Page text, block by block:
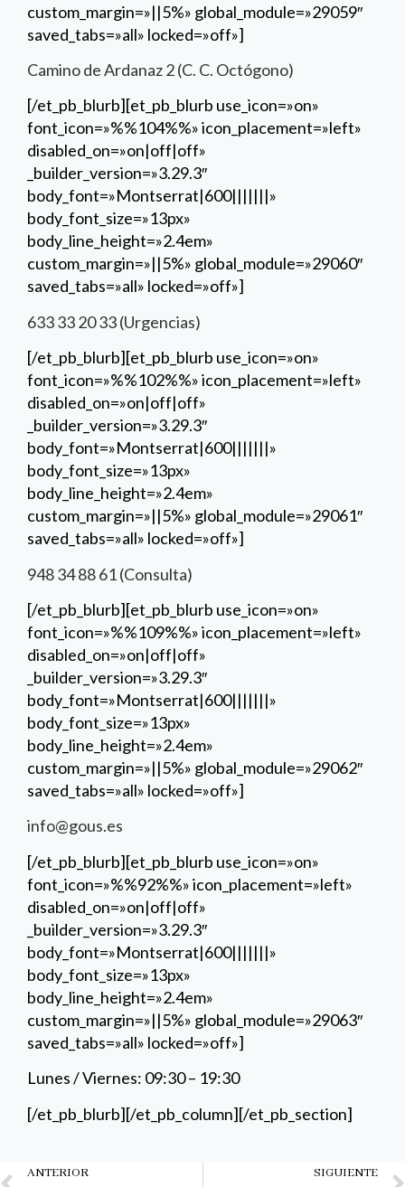
custom_margin=»||5%» global_module=»29059″
saved_tabs=»all» locked=»off»]
Camino de Ardanaz 2 (C. C. Octógono)
[/et_pb_blurb][et_pb_blurb use_icon=»on»
font_icon=»%%104%%» icon_placement=»left»
disabled_on=»on|off|off»
_builder_version=»3.29.3″
body_font=»Montserrat|600|||||||»
body_font_size=»13px»
body_line_height=»2.4em»
custom_margin=»||5%» global_module=»29060″
saved_tabs=»all» locked=»off»]
633 33 20 33 (Urgencias)
[/et_pb_blurb][et_pb_blurb use_icon=»on»
font_icon=»%%102%%» icon_placement=»left»
disabled_on=»on|off|off»
_builder_version=»3.29.3″
body_font=»Montserrat|600|||||||»
body_font_size=»13px»
body_line_height=»2.4em»
custom_margin=»||5%» global_module=»29061″
saved_tabs=»all» locked=»off»]
948 34 88 61 (Consulta)
[/et_pb_blurb][et_pb_blurb use_icon=»on»
font_icon=»%%109%%» icon_placement=»left»
disabled_on=»on|off|off»
_builder_version=»3.29.3″
body_font=»Montserrat|600|||||||»
body_font_size=»13px»
body_line_height=»2.4em»
custom_margin=»||5%» global_module=»29062″
saved_tabs=»all» locked=»off»]
info@gous.es
[/et_pb_blurb][et_pb_blurb use_icon=»on»
font_icon=»%%92%%» icon_placement=»left»
disabled_on=»on|off|off»
_builder_version=»3.29.3″
body_font=»Montserrat|600|||||||»
body_font_size=»13px»
body_line_height=»2.4em»
custom_margin=»||5%» global_module=»29063″
saved_tabs=»all» locked=»off»]
Lunes / Viernes: 09:30 – 19:30
[/et_pb_blurb][/et_pb_column][/et_pb_section]
Ant
ANTERIOR SIGUIENTE